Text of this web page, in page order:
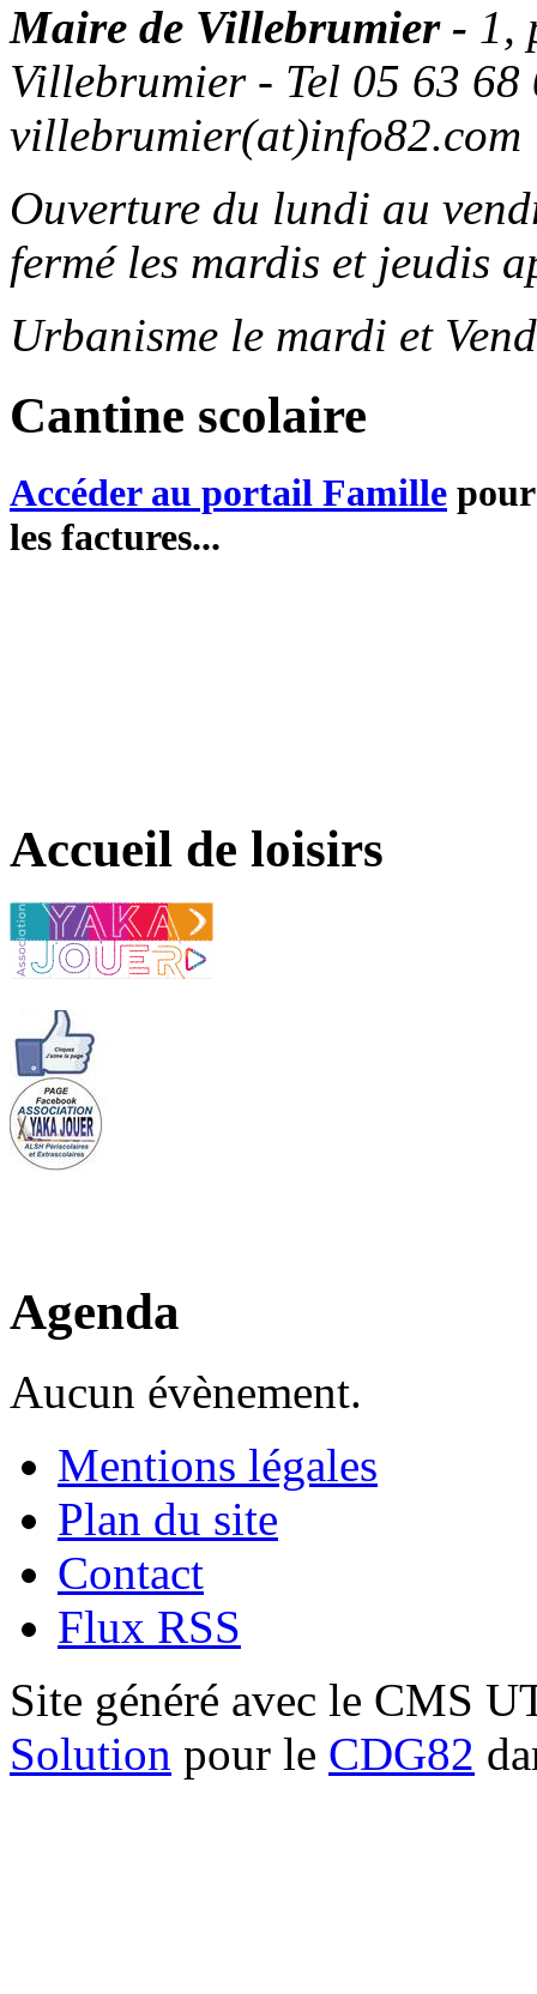
Maire de Villebrumier - 1,
Villebrumier - Tel 05 63
villebrumier(at)info82.com
Ouverture du lundi au
fermé les mardis et jeudis
Urbanisme le mardi et
Cantine scolaire
Accéder au portail Famille
les factures...
Accueil de loisirs
Agenda
Aucun évènement.
Mentions légales
Plan du site
Contact
Flux RSS
Site généré avec le CMS
Solution pour le CDG82